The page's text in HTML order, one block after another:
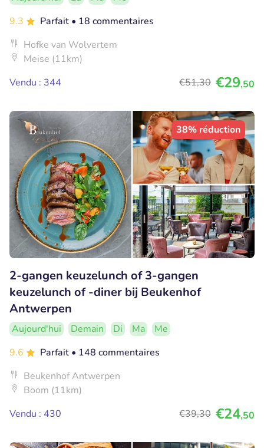
9.3
Parfait • 18 commentaires
Hofke van Wolvertem
Meise (11km)
Vendu : 344
€51,30 €29,50
38% réduction
2-gangen keuzelunch of 3-gangen
keuzelunch of -diner bij Beukenhof
Antwerpen
Aujourd'hui Demain Di Ma
Me
9.6
Parfait • 148 commentaires
Beukenhof Antwerpen
Boom (11km)
Vendu : 430
€39,30 €24,50